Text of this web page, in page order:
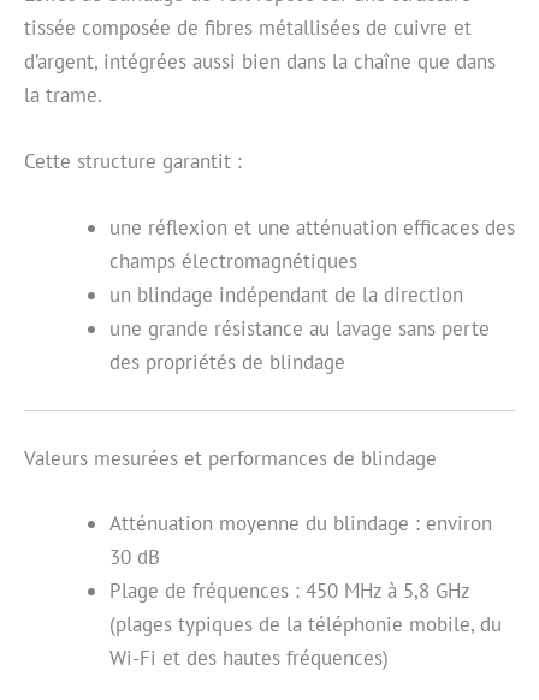
tissée composée de fibres métallisées de cuivre et
d’argent, intégrées aussi bien dans la chaîne que dans
la trame.
Cette structure garantit :
une réflexion et une atténuation efficaces des
champs électromagnétiques
un blindage indépendant de la direction
une grande résistance au lavage sans perte
des propriétés de blindage
Valeurs mesurées et performances de blindage
Atténuation moyenne du blindage : environ
30 dB
Plage de fréquences : 450 MHz à 5,8 GHz
(plages typiques de la téléphonie mobile, du
Wi-Fi et des hautes fréquences)